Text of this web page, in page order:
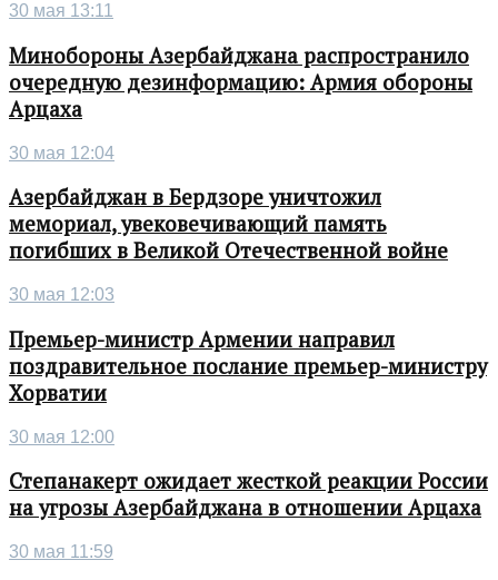
30 мая 13:11
Минобороны Азербайджана распространило
очередную дезинформацию: Армия обороны
Арцаха
30 мая 12:04
Азербайджан в Бердзоре уничтожил
мемориал, увековечивающий память
погибших в Великой Отечественной войне
30 мая 12:03
Премьер-министр Армении направил
поздравительное послание премьер-министру
Хорватии
30 мая 12:00
Степанакерт ожидает жесткой реакции России
на угрозы Азербайджана в отношении Арцаха
30 мая 11:59